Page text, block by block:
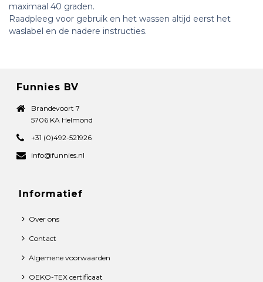
maximaal 40 graden.
Raadpleeg voor gebruik en het wassen altijd eerst het
waslabel en de nadere instructies.
Funnies BV
Brandevoort 7
5706 KA Helmond
+31 (0)492-521926
info@funnies.nl
Informatief
Over ons
Contact
Algemene voorwaarden
OEKO-TEX certificaat